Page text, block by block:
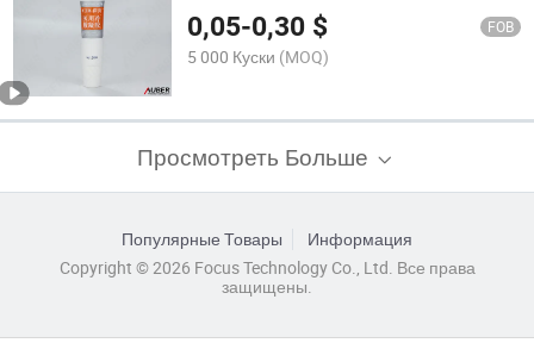
0,05-0,30 $ FOB
5 000 Куски (MOQ)
Просмотреть Больше
Популярные Товары
Информация
Copyright © 2026 Focus Technology Co., Ltd. Все права
защищены.